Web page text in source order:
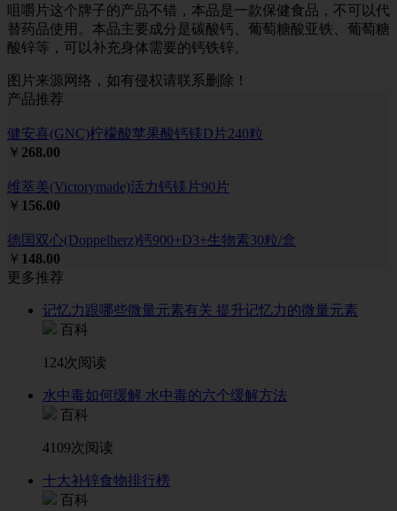
咀嚼片这个牌子的产品不错，本品是一款保健食品，不可以代
替药品使用。本品主要成分是碳酸钙、葡萄糖酸亚铁、葡萄糖
酸锌等，可以补充身体需要的钙铁锌。
图片来源网络，如有侵权请联系删除！
产品推荐
健安喜(GNC)柠檬酸苹果酸钙镁D片240粒
￥ 268.00
维萃美(Victorymade)活力钙镁片90片
￥ 156.00
德国双心(Doppelherz)钙900+D3+生物素30粒/盒
￥ 148.00
更多推荐
记忆力跟哪些微量元素有关 提升记忆力的微量元素
百科
124次阅读
水中毒如何缓解 水中毒的六个缓解方法
百科
4109次阅读
十大补锌食物排行榜
百科